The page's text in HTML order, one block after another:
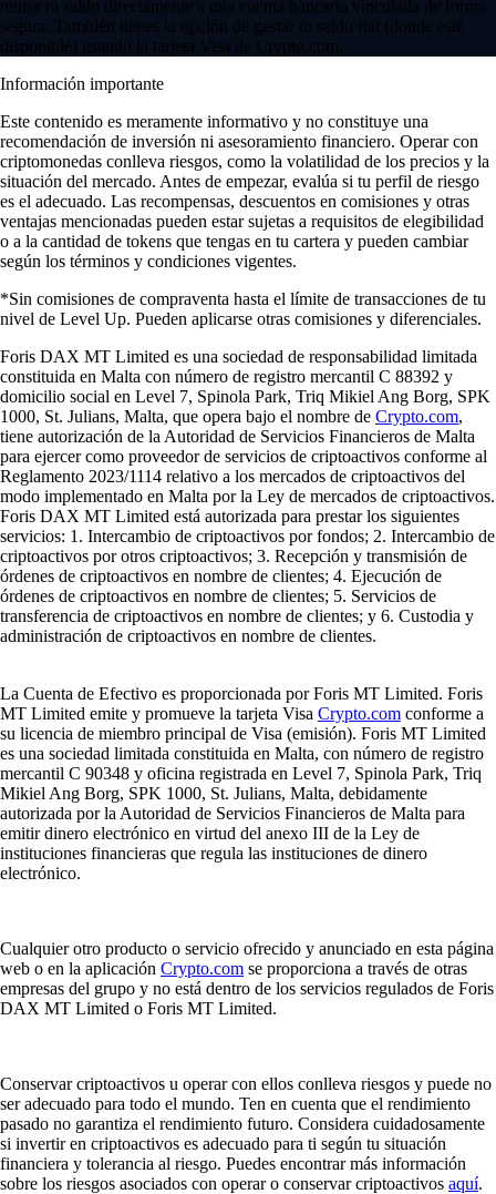
retirar tu saldo directamente a una cuenta bancaria vinculada de forma
segura. También tienes la opción de gastar tu saldo fiat (donde esté
disponible) usando la tarjeta Visa de Crypto.com.
Información importante
Este contenido es meramente informativo y no constituye una
recomendación de inversión ni asesoramiento financiero. Operar con
criptomonedas conlleva riesgos, como la volatilidad de los precios y la
situación del mercado. Antes de empezar, evalúa si tu perfil de riesgo
es el adecuado. Las recompensas, descuentos en comisiones y otras
ventajas mencionadas pueden estar sujetas a requisitos de elegibilidad
o a la cantidad de tokens que tengas en tu cartera y pueden cambiar
según los términos y condiciones vigentes.
*Sin comisiones de compraventa hasta el límite de transacciones de tu
nivel de Level Up. Pueden aplicarse otras comisiones y diferenciales.
Foris DAX MT Limited es una sociedad de responsabilidad limitada
constituida en Malta con número de registro mercantil C 88392 y
domicilio social en Level 7, Spinola Park, Triq Mikiel Ang Borg, SPK
1000, St. Julians, Malta, que opera bajo el nombre de Crypto.com,
tiene autorización de la Autoridad de Servicios Financieros de Malta
para ejercer como proveedor de servicios de criptoactivos conforme al
Reglamento 2023/1114 relativo a los mercados de criptoactivos del
modo implementado en Malta por la Ley de mercados de criptoactivos.
Foris DAX MT Limited está autorizada para prestar los siguientes
servicios: 1. Intercambio de criptoactivos por fondos; 2. Intercambio de
criptoactivos por otros criptoactivos; 3. Recepción y transmisión de
órdenes de criptoactivos en nombre de clientes; 4. Ejecución de
órdenes de criptoactivos en nombre de clientes; 5. Servicios de
transferencia de criptoactivos en nombre de clientes; y 6. Custodia y
administración de criptoactivos en nombre de clientes.
La Cuenta de Efectivo es proporcionada por Foris MT Limited. Foris
MT Limited emite y promueve la tarjeta Visa Crypto.com conforme a
su licencia de miembro principal de Visa (emisión). Foris MT Limited
es una sociedad limitada constituida en Malta, con número de registro
mercantil C 90348 y oficina registrada en Level 7, Spinola Park, Triq
Mikiel Ang Borg, SPK 1000, St. Julians, Malta, debidamente
autorizada por la Autoridad de Servicios Financieros de Malta para
emitir dinero electrónico en virtud del anexo III de la Ley de
instituciones financieras que regula las instituciones de dinero
electrónico.
Cualquier otro producto o servicio ofrecido y anunciado en esta página
web o en la aplicación Crypto.com se proporciona a través de otras
empresas del grupo y no está dentro de los servicios regulados de Foris
DAX MT Limited o Foris MT Limited.
Conservar criptoactivos u operar con ellos conlleva riesgos y puede no
ser adecuado para todo el mundo. Ten en cuenta que el rendimiento
pasado no garantiza el rendimiento futuro. Considera cuidadosamente
si invertir en criptoactivos es adecuado para ti según tu situación
financiera y tolerancia al riesgo. Puedes encontrar más información
sobre los riesgos asociados con operar o conservar criptoactivos aquí.